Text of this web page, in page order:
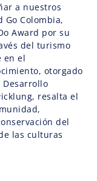
a nuestros
Go Colombia,
Award por su
del turismo
en el
otorgado
Desarrollo
resalta el
del
las culturas